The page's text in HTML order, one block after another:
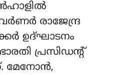
രാജേന്ദ്ര
ഉദ്ഘാടനം
പ്രസിഡന്റ്
മേനോൻ,